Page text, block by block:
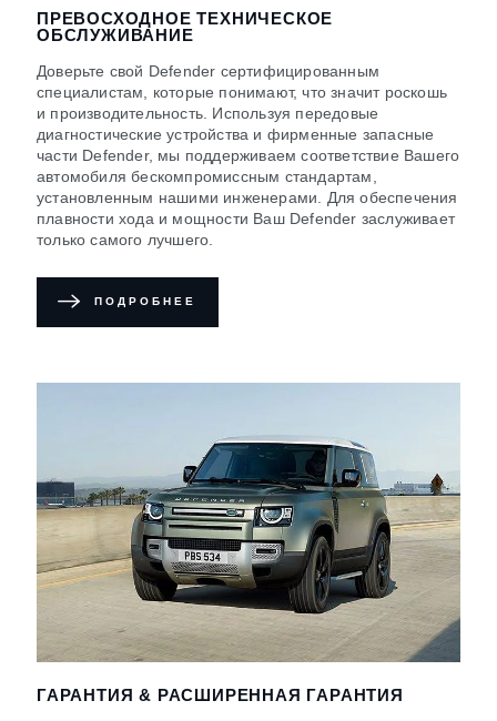
ПРЕВОСХОДНОЕ ТЕХНИЧЕСКОЕ
ОБСЛУЖИВАНИЕ
Доверьте свой Defender сертифицированным
специалистам, которые понимают, что значит роскошь
и производительность. Используя передовые
диагностические устройства и фирменные запасные
части Defender, мы поддерживаем соответствие Вашего
автомобиля бескомпромиссным стандартам,
установленным нашими инженерами. Для обеспечения
плавности хода и мощности Ваш Defender заслуживает
только самого лучшего.
ПОДРОБНЕЕ
ГАРАНТИЯ & РАСШИРЕННАЯ ГАРАНТИЯ